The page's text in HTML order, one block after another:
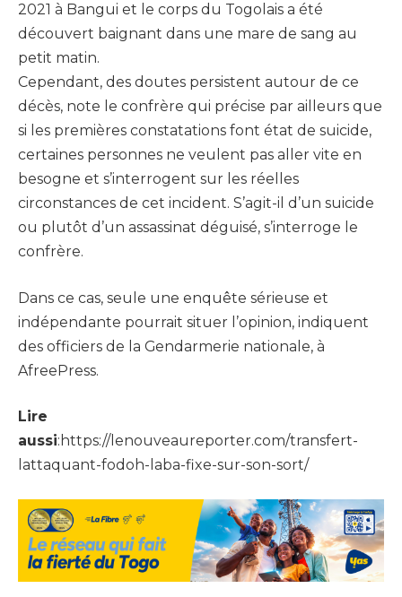
2021 à Bangui et le corps du Togolais a été
découvert baignant dans une mare de sang au
petit matin.
Cependant, des doutes persistent autour de ce
décès, note le confrère qui précise par ailleurs que
si les premières constatations font état de suicide,
certaines personnes ne veulent pas aller vite en
besogne et s’interrogent sur les réelles
circonstances de cet incident. S’agit-il d’un suicide
ou plutôt d’un assassinat déguisé, s’interroge le
confrère.
Dans ce cas, seule une enquête sérieuse et
indépendante pourrait situer l’opinion, indiquent
des officiers de la Gendarmerie nationale, à
AfreePress.
Lire
aussi:https://lenouveaureporter.com/transfert-
lattaquant-fodoh-laba-fixe-sur-son-sort/